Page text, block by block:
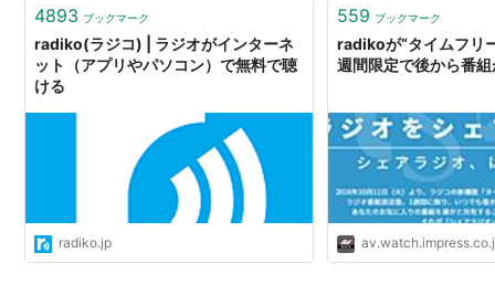
ざ）、どういうこ…
4893 ブックマーク
radiko(ラジコ) | ラジオがインターネ
ット（アプリやパソコン）で無料で聴
ける
radiko.jp
559 ブックマーク
radikoが“タイムフリ
週間限定で後から番